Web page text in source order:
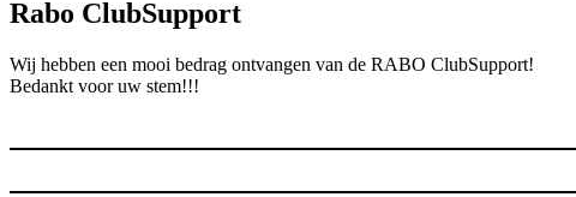
Rabo ClubSupport
Wij hebben een mooi bedrag ontvangen van de RABO ClubSupport!
Bedankt voor uw stem!!!